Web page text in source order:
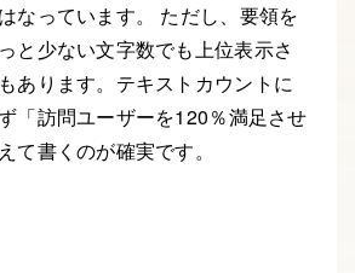
なっています。 ただし、要領を
と少ない文字数でも上位表示さ
あります。テキストカウントに
「訪問ユーザーを120％満足させ
て書くのが確実です。